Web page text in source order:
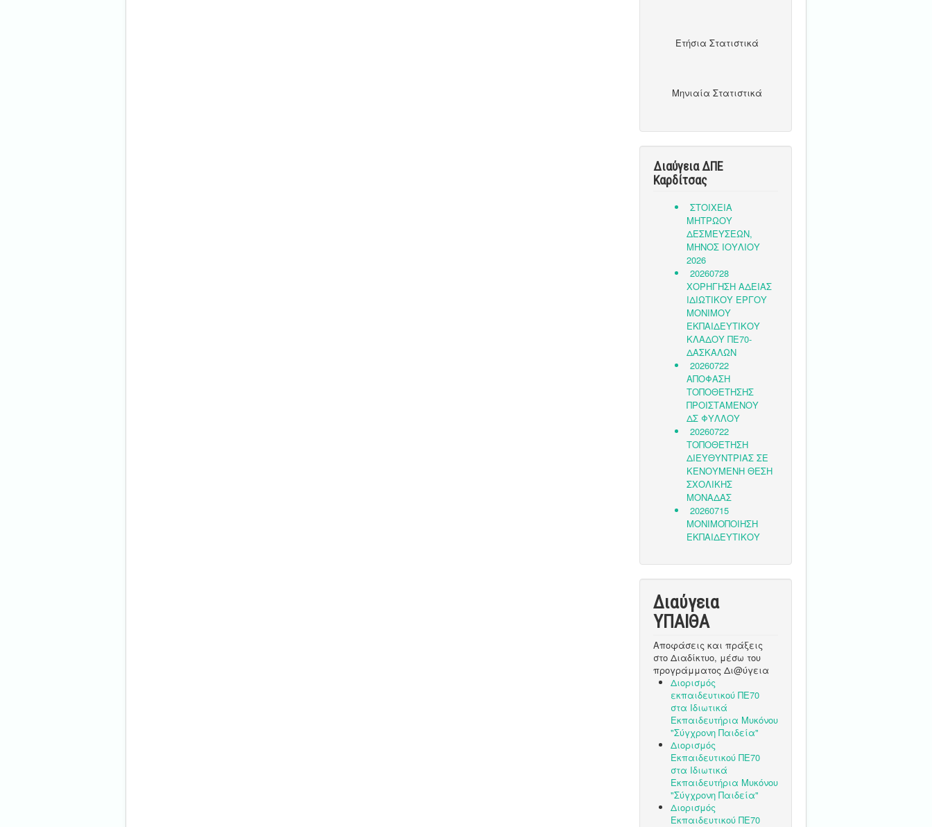
Ετήσια Στατιστικά
Μηνιαία Στατιστικά
Διαύγεια ΔΠΕ
Καρδίτσας
Διαύγεια
ΥΠΑΙΘA
Αποφάσεις και πράξεις
στο Διαδίκτυο, μέσω του
προγράμματος Δι@ύγεια
Διορισμός
εκπαιδευτικού ΠΕ70
στα Ιδιωτικά
Εκπαιδευτήρια Μυκόνου
"Σύγχρονη Παιδεία"
Διορισμός
Εκπαιδευτικού ΠΕ70
στα Ιδιωτικά
Εκπαιδευτήρια Μυκόνου
"Σύγχρονη Παιδεία"
Διορισμός
Εκπαιδευτικού ΠΕ70